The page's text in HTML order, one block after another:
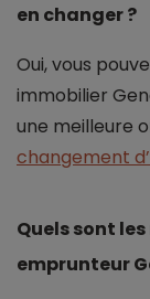
en changer ?
Oui, vous
immobilier
une meilleure
changement
Quels sont
emprunteur